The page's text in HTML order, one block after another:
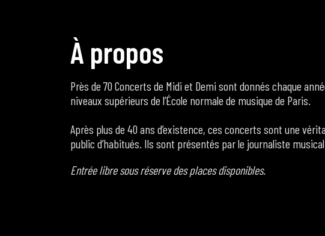
À propos
Près de 70 Concerts de Midi et Demi sont donnés chaque
niveaux supérieurs de l’École normale de musique de Paris.
Après plus de 40 ans d’existence, ces concerts sont une
public d’habitués. Ils sont présentés par le journaliste
Entrée libre sous réserve des places disponibles.